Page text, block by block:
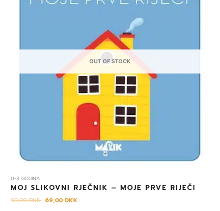
OUT OF STOCK
0-3 GODINA
MOJ SLIKOVNI RJEČNIK – MOJE PRVE RIJEČI
99,00DKK 69,00DKK